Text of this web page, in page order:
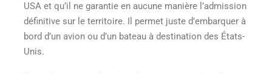
USA et qu’il ne garantie en aucune manière l’admission
définitive sur le territoire. Il permet juste d’embarquer à
bord d’un avion ou d’un bateau à destination des États-
Unis.